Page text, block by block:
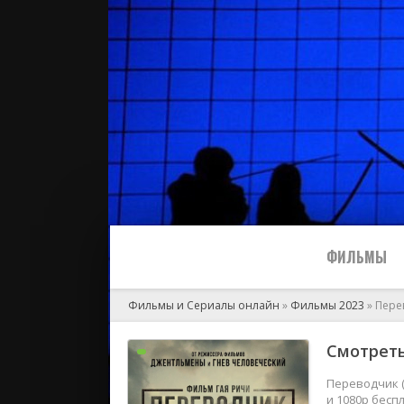
ФИЛЬМЫ
2024
Фильмы и Сериалы онлайн » Фильмы 2023 »
Переводчик
и 1080p